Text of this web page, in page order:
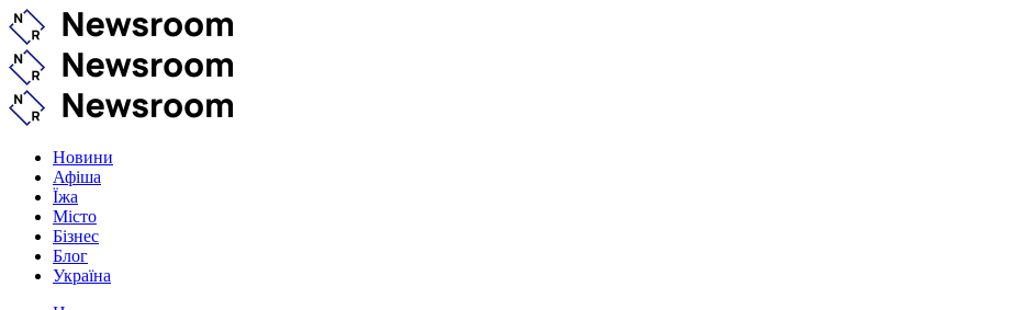
Новини
Афіша
Їжа
Місто
Бізнес
Блог
Україна